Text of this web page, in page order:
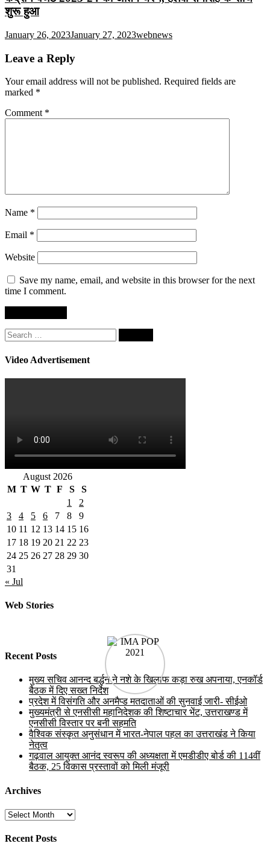
शुरू हुआ
January 26, 2023January 27, 2023webnews
Leave a Reply
Your email address will not be published. Required fields are
marked *
Comment *
Name *
Email *
Website
Save my name, email, and website in this browser for the next
time I comment.
Search
for:
Video Advertisement
August 2026
M T W T F S
S
1
2
3
4 5 6 7 8
9
10 11 12 13 14 15 16
17 18 19 20 21 22 23
24 25 26 27 28 29 30
31
« Jul
Web Stories
Recent Posts
मुख्य सचिव आनन्द बर्द्धन ने नशे के खिलाफ कड़ा रुख अपनाया, एनकॉर्ड
बैठक में दिए सख्त निर्देश
प्रदेश में विसंगति और अनमैप्ड मतदाताओं की सुनवाई जारी- सीईओ
मुख्यमंत्री से एनसीसी महानिदेशक की शिष्टाचार भेंट, उत्तराखण्ड में
एनसीसी विस्तार पर बनी सहमति
वैश्विक संस्कृत अनुसंधान में भारत-नेपाल पहल का उत्तराखंड ने किया
नेतृत्व
गढ़वाल आयुक्त आनंद स्वरूप की अध्यक्षता में एमडीडीए बोर्ड की 114वीं
बैठक, 25 विकास प्रस्तावों को मिली मंजूरी
Archives
Archives
Recent Posts